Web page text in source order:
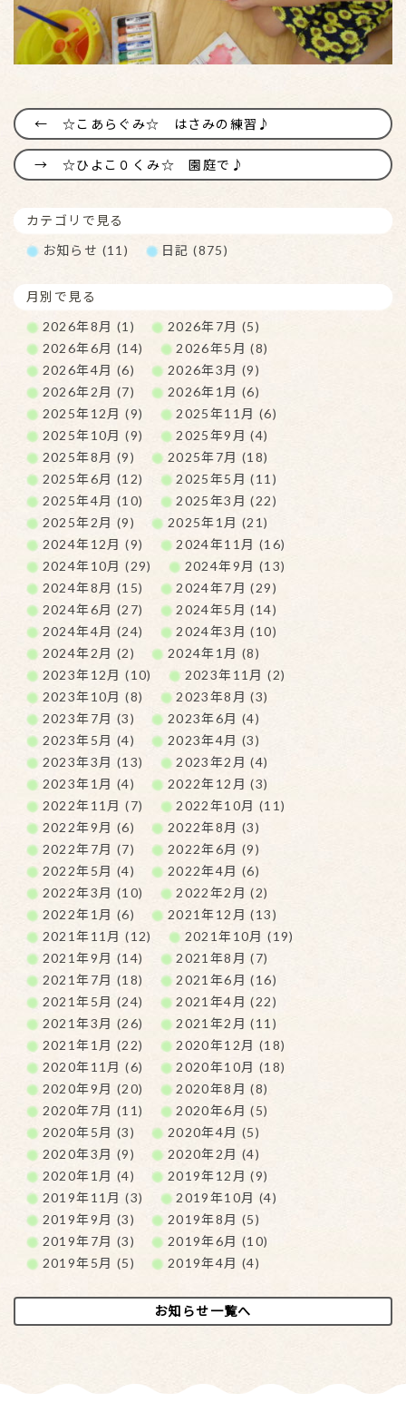
☆こあらぐみ☆ はさみの練習♪
☆ひよこ０くみ☆ 園庭で♪
カテゴリで見る
お知らせ (11)
日記 (875)
月別で見る
2026年8月 (1)
2026年7月 (5)
2026年6月 (14)
2026年5月 (8)
2026年4月 (6)
2026年3月 (9)
2026年2月 (7)
2026年1月 (6)
2025年12月 (9)
2025年11月 (6)
2025年10月 (9)
2025年9月 (4)
2025年8月 (9)
2025年7月 (18)
2025年6月 (12)
2025年5月 (11)
2025年4月 (10)
2025年3月 (22)
2025年2月 (9)
2025年1月 (21)
2024年12月 (9)
2024年11月 (16)
2024年10月 (29)
2024年9月 (13)
2024年8月 (15)
2024年7月 (29)
2024年6月 (27)
2024年5月 (14)
2024年4月 (24)
2024年3月 (10)
2024年2月 (2)
2024年1月 (8)
2023年12月 (10)
2023年11月 (2)
2023年10月 (8)
2023年8月 (3)
2023年7月 (3)
2023年6月 (4)
2023年5月 (4)
2023年4月 (3)
2023年3月 (13)
2023年2月 (4)
2023年1月 (4)
2022年12月 (3)
2022年11月 (7)
2022年10月 (11)
2022年9月 (6)
2022年8月 (3)
2022年7月 (7)
2022年6月 (9)
2022年5月 (4)
2022年4月 (6)
2022年3月 (10)
2022年2月 (2)
2022年1月 (6)
2021年12月 (13)
2021年11月 (12)
2021年10月 (19)
2021年9月 (14)
2021年8月 (7)
2021年7月 (18)
2021年6月 (16)
2021年5月 (24)
2021年4月 (22)
2021年3月 (26)
2021年2月 (11)
2021年1月 (22)
2020年12月 (18)
2020年11月 (6)
2020年10月 (18)
2020年9月 (20)
2020年8月 (8)
2020年7月 (11)
2020年6月 (5)
2020年5月 (3)
2020年4月 (5)
2020年3月 (9)
2020年2月 (4)
2020年1月 (4)
2019年12月 (9)
2019年11月 (3)
2019年10月 (4)
2019年9月 (3)
2019年8月 (5)
2019年7月 (3)
2019年6月 (10)
2019年5月 (5)
2019年4月 (4)
お知らせ一覧へ